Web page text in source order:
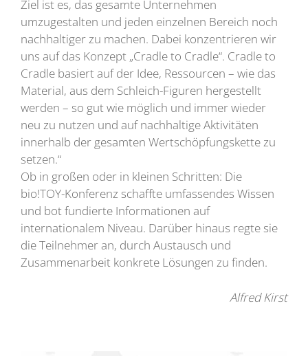
Ziel ist es, das gesamte Unternehmen
umzugestalten und jeden einzelnen Bereich noch
nachhaltiger zu machen. Dabei konzentrieren wir
uns auf das Konzept „Cradle to Cradle“. Cradle to
Cradle basiert auf der Idee, Ressourcen – wie das
Material, aus dem Schleich-Figuren hergestellt
werden – so gut wie möglich und immer wieder
neu zu nutzen und auf nachhaltige Aktivitäten
innerhalb der gesamten Wertschöpfungskette zu
setzen.“
Ob in großen oder in kleinen Schritten: Die
bio!TOY-Konferenz schaffte umfassendes Wissen
und bot fundierte Informationen auf
internationalem Niveau. Darüber hinaus regte sie
die Teilnehmer an, durch Austausch und
Zusammenarbeit konkrete Lösungen zu finden.
Alfred Kirst